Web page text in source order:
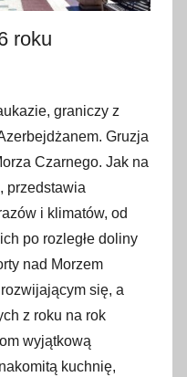
roku
graniczy z
Gruzja
Czarnego. Jak na
przedstawia
i klimatów, od
po rozległe doliny
nad Morzem
się, a
z roku na rok
wyjątkową
kuchnię,